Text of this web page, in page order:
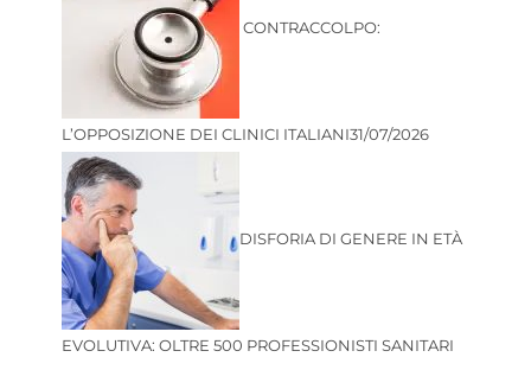
CONTRACCOLPO:
L’OPPOSIZIONE DEI CLINICI ITALIANI31/07/2026
DISFORIA DI GENERE IN ETÀ
EVOLUTIVA: OLTRE 500 PROFESSIONISTI SANITARI